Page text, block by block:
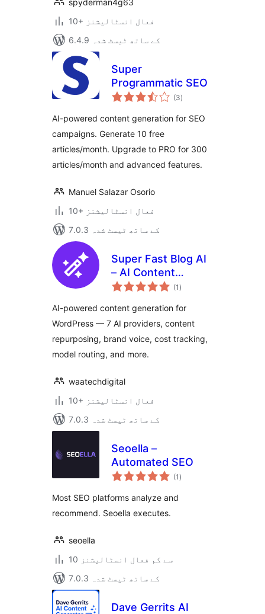
spyderman4g63
10+ فعال انسٹالیشنز
6.4.9 کے ساتھ ٹیسٹ شدہ
Super
Programmatic SEO
(3مجموعی
درجہ
)
AI-powered content generation for SEO
campaigns. Generate 10 free
articles/month. Upgrade to PRO for 300
articles/month and advanced features.
Manuel Salazar Osorio
10+ فعال انسٹالیشنز
7.0.3 کے ساتھ ٹیسٹ شدہ
Super Fast Blog AI
– AI Content
Generator,
Writer
(1 مجموعی
درجہ
)
AI-powered content generation for
WordPress — 7 AI providers, content
repurposing, brand voice, cost tracking,
model routing, and more.
waatechdigital
10+ فعال انسٹالیشنز
7.0.3 کے ساتھ ٹیسٹ شدہ
Seoella –
Automated SEO
(1 مجموعی
درجہ
)
Most SEO platforms analyze and
recommend. Seoella executes.
seoella
10 سے کم فعال انسٹالیشنز
7.0.3 کے ساتھ ٹیسٹ شدہ
Dave Gerrits AI